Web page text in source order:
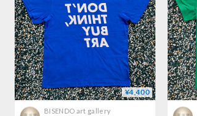
¥4,400
BISENDO art gallery